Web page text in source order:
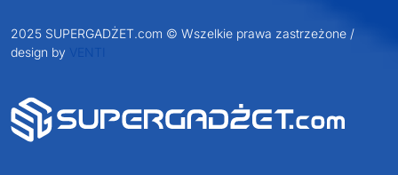
2025 SUPERGADŻET.com © Wszelkie prawa zastrzeżone /
design by VENTI